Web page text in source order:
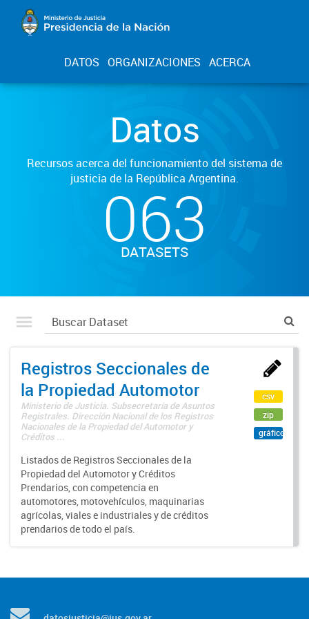
DATOS ORGANIZACIONES ACERCA
Datos
Recursos acerca del funcionamiento del sistema de
justicia de la República Argentina.
063
DATASETS
Registros Seccionales de
la Propiedad Automotor
Ministerio de Justicia. Subsecretaría de Asuntos
Registrales. Dirección Nacional de los Registros
Nacionales de la Propiedad del Automotor y
Créditos ...
Listados de Registros Seccionales de la
Propiedad del Automotor y Créditos
Prendarios, con competencia en
automotores, motovehículos, maquinarias
agrícolas, viales e industriales y de créditos
prendarios de todo el país.
csv
zip
gráfico